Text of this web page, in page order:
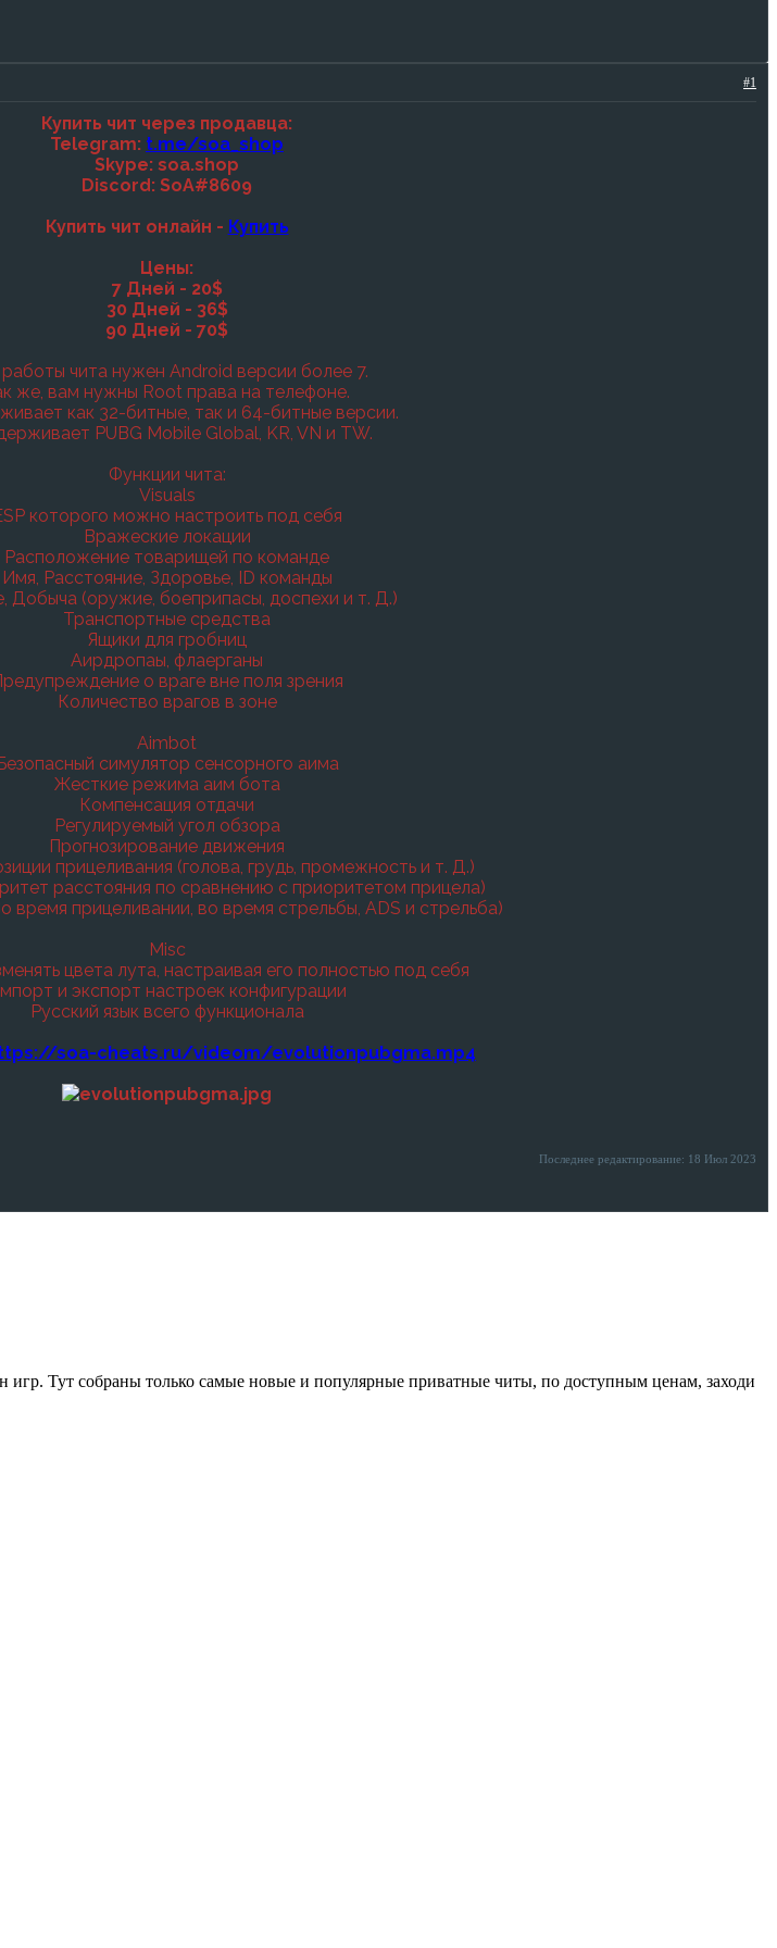
#1
Купить чит через продавца:
Telegram: t.me/soa_shop
Skype: soa.shop
Discord: SoA#8609
Купить чит онлайн - Купить
Цены:
7 Дней - 20$
30 Дней - 36$
90 Дней - 70$
чита нужен Android версии более 7.
же, вам нужны Root права на телефоне.
как 32-битные, так и 64-битные версии.
PUBG Mobile Global, KR, VN и TW.
Функции чита:
Visuals
которого можно настроить под себя
Вражеские локации
Расположение товарищей по команде
Имя, Расстояние, Здоровье, ID команды
Добыча (оружие, боеприпасы, доспехи и т. Д.)
Транспортные средства
Ящики для гробниц
Аирдропaы, флаерганы
о враге вне поля зрения
Количество врагов в зоне
Aimbot
Безопасный симулятор сенсорного аима
Жесткие режима аим бота
Компенсация отдачи
Регулируемый угол обзора
Прогнозирование движения
прицеливания (голова, грудь, промежность и т. Д.)
расстояния по сравнению с приоритетом прицела)
время прицеливании, во время стрельбы, ADS и стрельба)
Misc
цвета лута, настраивая его полностью под себя
и экспорт настроек конфигурации
Русский язык всего функционала
soa-cheats.ru/videom/evolutionpubgma.mp4
Последнее редактирование: 18 Июл 2023
Тут собраны только самые новые и популярные приватные читы, по доступным ценам, заходи